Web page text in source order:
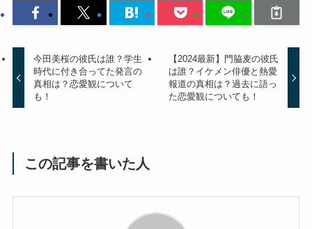
今田美桜の彼氏は誰？学生
時代に付き合ってた発言の
真相は？恋愛観について
も！
【2024最新】門脇麦の彼氏
は誰？イケメン俳優と熱愛
報道の真相は？過去に語っ
た恋愛観についても！
この記事を書いた人